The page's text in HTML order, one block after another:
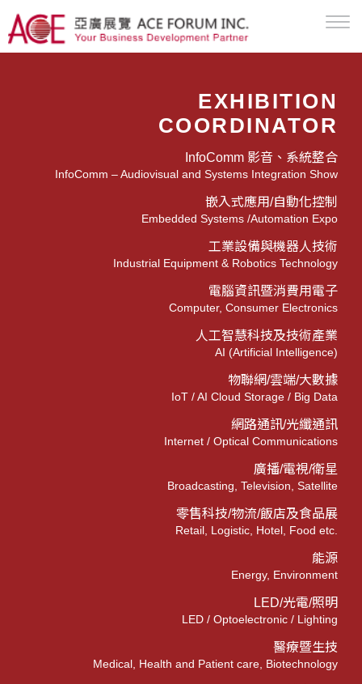
EXHIBITION
COORDINATOR
InfoComm 影音、系統整合
InfoComm – Audiovisual and Systems Integration Show
嵌入式應用/自動化控制
Embedded Systems /Automation Expo
工業設備與機器人技術
Industrial Equipment & Robotics Technology
電腦資訊暨消費用電子
Computer, Consumer Electronics
人工智慧科技及技術產業
AI (Artificial Intelligence)
物聯網/雲端/大數據
IoT / AI Cloud Storage / Big Data
網路通訊/光纖通訊
Internet / Optical Communications
廣播/電視/衛星
Broadcasting, Television, Satellite
零售科技/物流/飯店及食品展
Retail, Logistic, Hotel, Food etc.
能源
Energy, Environment
LED/光電/照明
LED / Optoelectronic / Lighting
醫療暨生技
Medical, Health and Patient care, Biotechnology